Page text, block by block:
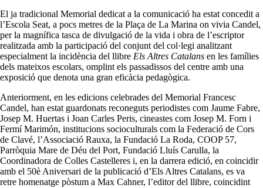
El ja tradicional Memorial dedicat a la comunicació ha estat concedit a
l’Escola Seat, a pocs metres de la Plaça de La Marina on vivia Candel,
per la magnífica tasca de divulgació de la vida i obra de l’escriptor
realitzada amb la participació del conjunt del col·legi analitzant
especialment la incidència del llibre Els Altres Catalans en les famílies
dels mateixos escolars, omplint els passadissos del centre amb una
exposició que denota una gran eficàcia pedagògica.
Anteriorment, en les edicions celebrades del Memorial Francesc
Candel, han estat guardonats reconeguts periodistes com Jaume Fabre,
Josep M. Huertas i Joan Carles Peris, cineastes com Josep M. Forn i
Fermí Marimón, institucions socioculturals com la Federació de Cors
de Clavé, l’Associació Rauxa, la Fundació La Roda, COOP 57,
Parròquia Mare de Déu del Port, Fundació Lluís Carulla, la
Coordinadora de Colles Castelleres i, en la darrera edició, en coincidir
amb el 50è Aniversari de la publicació d’Els Altres Catalans, es va
retre homenatge pòstum a Max Cahner, l’editor del llibre, coincidint